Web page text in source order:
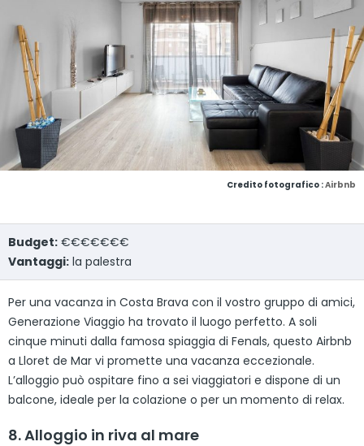
Credito fotografico :Airbnb
Budget: €€€€€€€
Vantaggi: la palestra
Per una vacanza in Costa Brava con il vostro gruppo di amici,
Generazione Viaggio ha trovato il luogo perfetto. A soli
cinque minuti dalla famosa spiaggia di Fenals, questo Airbnb
a Lloret de Mar vi promette una vacanza eccezionale.
L’alloggio può ospitare fino a sei viaggiatori e dispone di un
balcone, ideale per la colazione o per un momento di relax.
8. Alloggio in riva al mare